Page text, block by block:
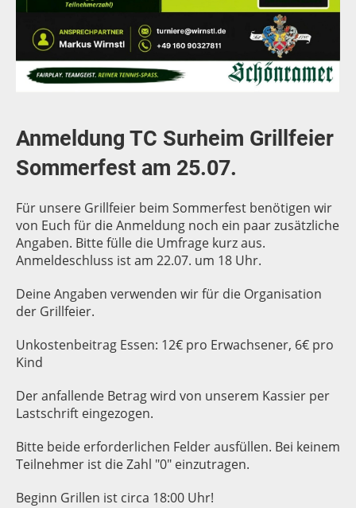
Anmeldung TC Surheim Grillfeier
Sommerfest am 25.07.
Für unsere Grillfeier beim Sommerfest benötigen wir
von Euch für die Anmeldung noch ein paar zusätzliche
Angaben. Bitte fülle die Umfrage kurz aus.
Anmeldeschluss ist am 22.07. um 18 Uhr.
Deine Angaben verwenden wir für die Organisation
der Grillfeier.
Unkostenbeitrag Essen: 12€ pro Erwachsener, 6€ pro
Kind
Der anfallende Betrag wird von unserem Kassier per
Lastschrift eingezogen.
Bitte beide erforderlichen Felder ausfüllen. Bei keinem
Teilnehmer ist die Zahl "0" einzutragen.
Beginn Grillen ist circa 18:00 Uhr!